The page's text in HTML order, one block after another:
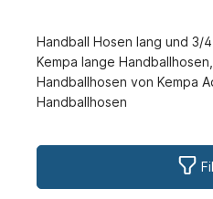
Handball Hosen lang und 3/
Kempa lange
Handballhosen von Kempa
Handballhosen